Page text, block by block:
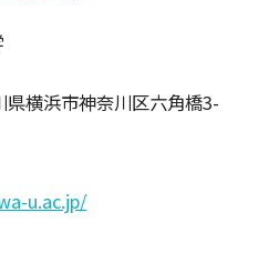
横浜市神奈川区六角橋3-
u.ac.jp/